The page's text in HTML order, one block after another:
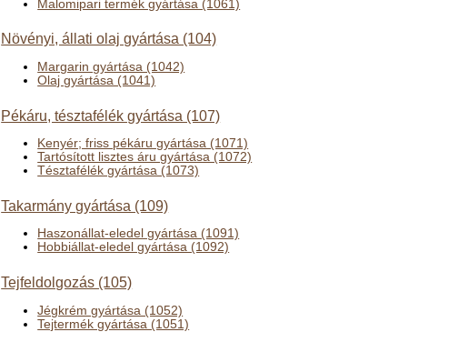
Malomipari termék gyártása (1061)
Növényi, állati olaj gyártása (104)
Margarin gyártása (1042)
Olaj gyártása (1041)
Pékáru, tésztafélék gyártása (107)
Kenyér; friss pékáru gyártása (1071)
Tartósított lisztes áru gyártása (1072)
Tésztafélék gyártása (1073)
Takarmány gyártása (109)
Haszonállat-eledel gyártása (1091)
Hobbiállat-eledel gyártása (1092)
Tejfeldolgozás (105)
Jégkrém gyártása (1052)
Tejtermék gyártása (1051)